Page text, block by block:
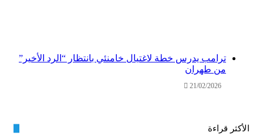
ترامب يدرس خطة لاغتيال خامنئي بانتظار “الرد الأخير”
من طهران
21/02/2026
الأكثر قراءة